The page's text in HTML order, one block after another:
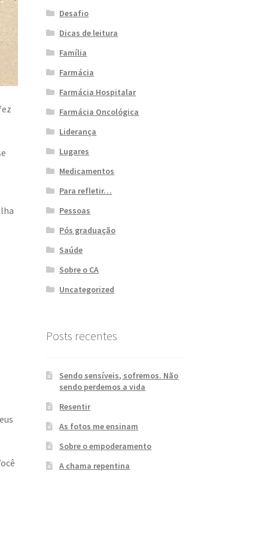
Desafio
Dicas de leitura
Família
Farmácia
Farmácia Hospitalar
Farmácia Oncológica
Liderança
Lugares
Medicamentos
Para refletir…
Pessoas
Pós graduação
Saúde
Sobre o CA
Uncategorized
Posts recentes
Sendo sensíveis, sofremos. Não
sendo perdemos a vida
Resentir
As fotos me ensinam
Sobre o empoderamento
A chama repentina